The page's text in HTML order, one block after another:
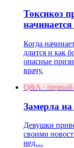
Токсикоз
Когда
длится и как
опасные
врачу.
Q&A ·
Замерла на
Девушки
своими
нед…